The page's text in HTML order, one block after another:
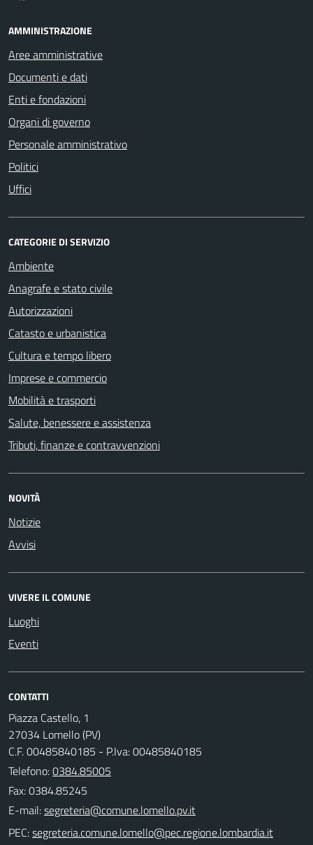
AMMINISTRAZIONE
Aree amministrative
Documenti e dati
Enti e fondazioni
Organi di governo
Personale amministrativo
Politici
Uffici
CATEGORIE DI SERVIZIO
Ambiente
Anagrafe e stato civile
Autorizzazioni
Catasto e urbanistica
Cultura e tempo libero
Imprese e commercio
Mobilità e trasporti
Salute, benessere e assistenza
Tributi, finanze e contravvenzioni
NOVITÀ
Notizie
Avvisi
VIVERE IL COMUNE
Luoghi
Eventi
CONTATTI
Piazza Castello, 1
27034 Lomello (PV)
C.F. 00485840185 - P.Iva: 00485840185
Telefono:0384.85005
Fax: 0384.85245
E-mail:
PEC: